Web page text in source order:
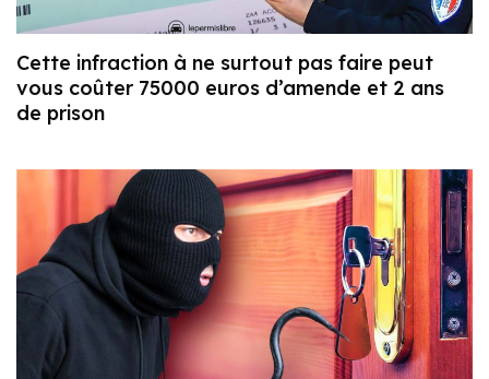
Cette infraction à ne surtout pas faire peut
vous coûter 75000 euros d’amende et 2 ans
de prison